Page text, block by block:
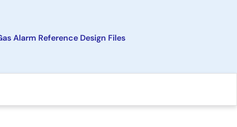
Alarm Reference Design Files